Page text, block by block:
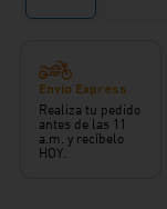
Envío Express
Realiza tu pedido
antes de las 11
a.m. y recíbelo
HOY.